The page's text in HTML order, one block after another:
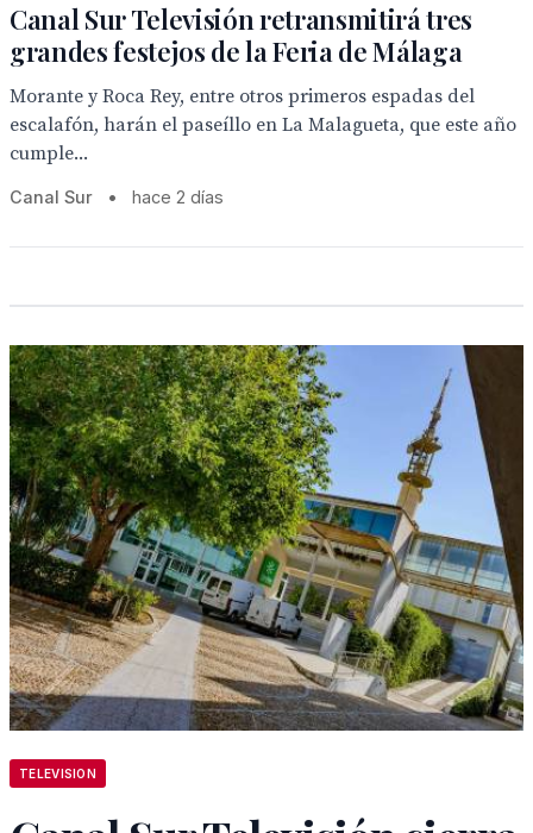
Canal Sur Televisión retransmitirá tres
grandes festejos de la Feria de Málaga
Morante y Roca Rey, entre otros primeros espadas del
escalafón, harán el paseíllo en La Malagueta, que este año
cumple...
Canal Sur • hace 2 días
TELEVISION